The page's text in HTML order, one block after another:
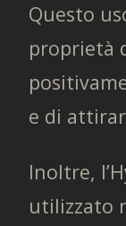
Questo
proprietà
e di
Inoltre,
utilizzato